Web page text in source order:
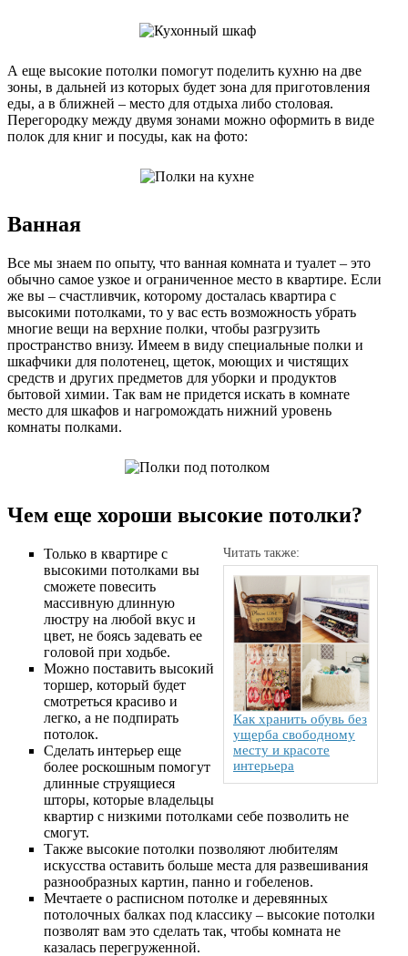
А еще высокие потолки помогут поделить кухню на две
зоны, в дальней из которых будет зона для приготовления
еды, а в ближней – место для отдыха либо столовая.
Перегородку между двумя зонами можно оформить в виде
полок для книг и посуды, как на фото:
Ванная
Все мы знаем по опыту, что ванная комната и туалет – это
обычно самое узкое и ограниченное место в квартире. Если
же вы – счастливчик, которому досталась квартира с
высокими потолками, то у вас есть возможность убрать
многие вещи на верхние полки, чтобы разгрузить
пространство внизу. Имеем в виду специальные полки и
шкафчики для полотенец, щеток, моющих и чистящих
средств и других предметов для уборки и продуктов
бытовой химии. Так вам не придется искать в комнате
место для шкафов и нагромождать нижний уровень
комнаты полками.
Чем еще хороши высокие потолки?
Читать также:
Как хранить обувь без
ущерба свободному
месту и красоте
интерьера
Только в квартире с
высокими потолками вы
сможете повесить
массивную длинную
люстру на любой вкус и
цвет, не боясь задевать ее
головой при ходьбе.
Можно поставить высокий
торшер, который будет
смотреться красиво и
легко, а не подпирать
потолок.
Сделать интерьер еще
более роскошным помогут
длинные струящиеся
шторы, которые владельцы
квартир с низкими потолками себе позволить не
смогут.
Также высокие потолки позволяют любителям
искусства оставить больше места для развешивания
разнообразных картин, панно и гобеленов.
Мечтаете о расписном потолке и деревянных
потолочных балках под классику – высокие потолки
позволят вам это сделать так, чтобы комната не
казалась перегруженной.